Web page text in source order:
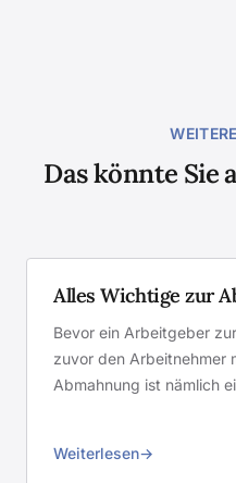
Das könnte Sie
Alles Wichtige zur
Bevor ein Arbeitgeber
zuvor den Arbeitnehmer
Abmahnung ist nämlich
Weiterlesen